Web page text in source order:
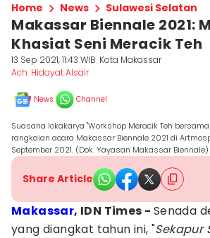
Home News Sulawesi Selatan
Makassar Biennale 2021:
Khasiat Seni Meracik Teh
13 Sep 2021, 11:43 WIB Kota Makassar
Ach. Hidayat Alsair
News Channel
Suasana lokakarya "Workshop Meracik Teh
rangkaian acara Makassar Biennale 2021 di
September 2021. (Dok. Yayasan Makassar Biennale)
Share Article
Makassar, IDN Times - Senada
yang diangkat tahun ini, "Sekapur